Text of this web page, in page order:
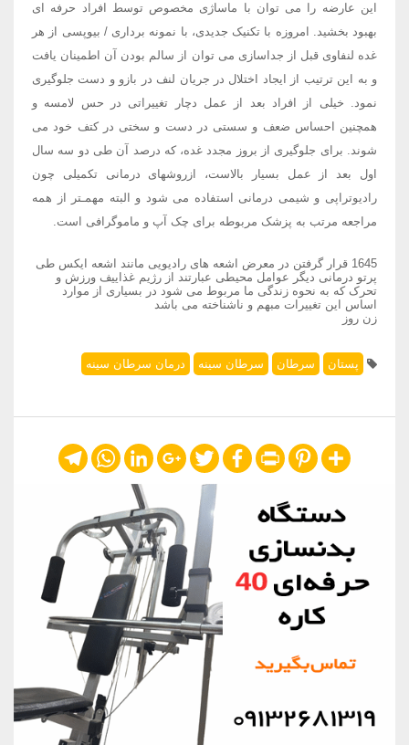
این عارضه را می توان با ماساژی مخصوص توسط افراد حرفه ای
بهبود بخشید. امروزه با تکنیک جدیدی، با نمونه برداری / بیوپسی از هر
غده لنفاوی قبل از جداسازی می توان از سالم بودن آن اطمینان یافت
و به این ترتیب از ایجاد اختلال در جریان لنف در بازو و دست جلوگیری
نمود. خیلی از افراد بعد از عمل دچار تغییراتی در حس لامسه و
همچنین احساس ضعف و سستی در دست و سختی در کتف خود می
شوند. برای جلوگیری از بروز مجدد غده، که درصد آن طی دو سه سال
اول بعد از عمل بسیار بالاست، ازروشهای درمانی تکمیلی چون
رادیوتراپی و شیمی درمانی استفاده می شود و البته مهمـتر از همه
مراجعه مرتب به پزشک مربوطه برای چک آپ و ماموگرافی است.
1645 قرار گرفتن در معرض اشعه های رادیویی مانند اشعه ایکس طی
پرتو درمانی دیگر عوامل محیطی عبارتند از رژیم غذاییف ورزش و
تحرک که به نحوه زندگی ما مربوط می شود در بسیاری از موارد
اساس این تغییرات مبهم و ناشناخته می باشد
زن روز
پستان سرطان سرطان سینه درمان سرطان سینه
Share
Pinterest
Print
Facebook
Twitter
Google+
LinkedIn
WhatsApp
Telegram